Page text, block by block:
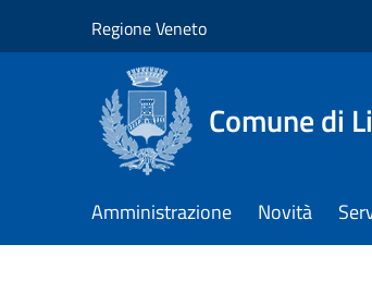
Regione Veneto
Comune di
Amministrazione Novità